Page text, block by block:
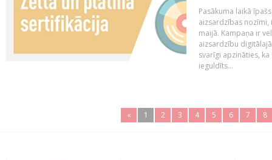
Pasākuma laikā
aizsardzības nozīmi,
maijā. Kampaņa ir
aizsardzību
svarīgi apzināties,
ieguldīts...
« 1 2 3 4 5 6 7 8